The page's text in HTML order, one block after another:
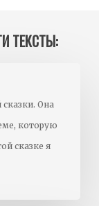
ТЕКСТЫ:
сказки. Она
которую
сказке я